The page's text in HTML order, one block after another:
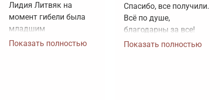
Лидия Литвяк на
момент гибели была
младшим
лейтенантом.
Показать полностью
Спасибо, все получили.
Всё по душе,
благодарны за все!
Показать полностью